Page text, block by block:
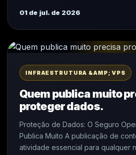
01 de jul. de 2026
INFRAESTRUTURA &AMP; VPS
Quem publica muito
proteger dados.
Proteção de Dados: O Seguro
Publica Muito A publicação de
atividade essencial para qualquer